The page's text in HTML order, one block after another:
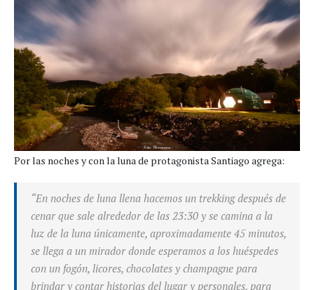
Por las noches y con la luna de protagonista Santiago agrega:
“En noches de luna llena hacemos un trekking después de
cenar que sale alrededor de las 23:30 y se camina a la
luz de la luna únicamente, aproximadamente 45 minutos,
se llega a un mirador donde esperamos a los huéspedes
con un fogón, licores, chocolates y champagne para
brindar y contar historias del lugar y personales, para